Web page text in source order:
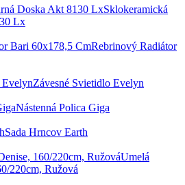
Sklokeramická
Lx
Rebrinový Radiátor
Závesné Svietidlo Evelyn
Nástenná Polica Giga
Sada Hrncov Earth
Umelá
220cm, Ružová